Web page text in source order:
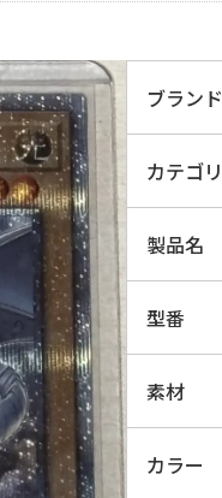
ブランド
カテゴ
製品名
型番
素材
カラー